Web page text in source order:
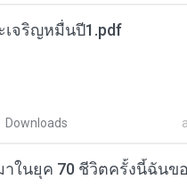
เจริญหมื่นปี1.pdf
Downloads
ในยุค 70 ชีวิตครั้งนี้ฉันขอ